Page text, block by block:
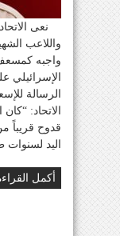
نعى الاتحاد
واللاعب
واجبه
الإسرائيلي
الرسالة
الاتحاد:
قدوح قريباً
اليد
أكمل